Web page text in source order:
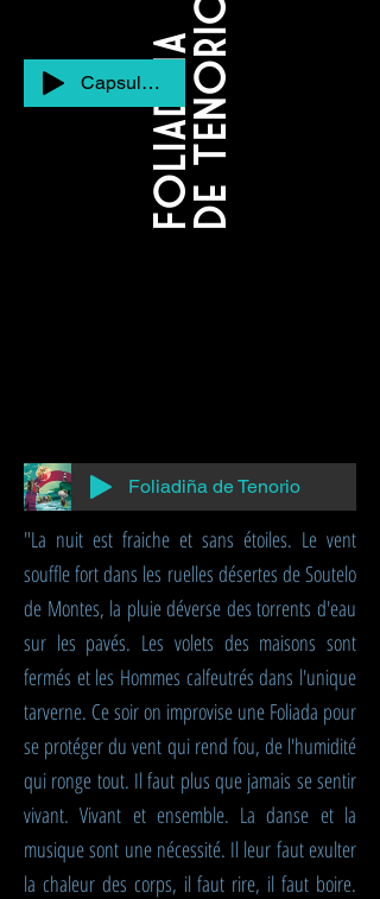
FOLIADINAde TENORIO
Capsule sonore
Foliadiña de Tenorio
"La nuit est fraiche et sans étoiles. Le vent
souffle fort dans les ruelles désertes de Soutelo
de Montes, la pluie déverse des torrents d'eau
sur les pavés. Les volets des maisons sont
fermés et les Hommes calfeutrés dans l'unique
tarverne. Ce soir on improvise une Foliada pour
se protéger du vent qui rend fou, de l'humidité
qui ronge tout. Il faut plus que jamais se sentir
vivant. Vivant et ensemble. La danse et la
musique sont une nécessité. Il leur faut exulter
la chaleur des corps, il faut rire, il faut boire.